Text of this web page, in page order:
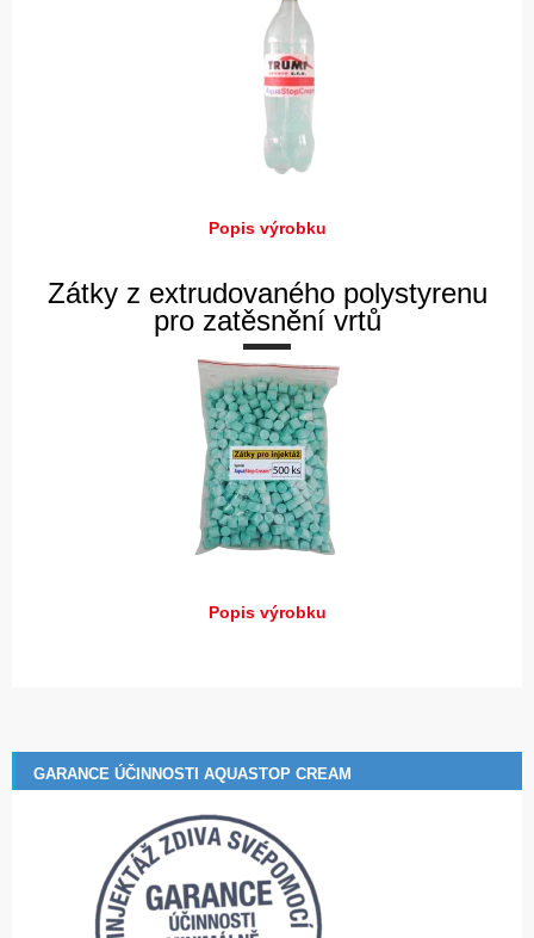
Popis výrobku
Zátky z extrudovaného polystyrenu
pro zatěsnění vrtů
Popis výrobku
GARANCE ÚČINNOSTI AQUASTOP CREAM